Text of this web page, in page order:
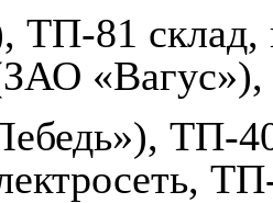
ТП-81 склад,
ТП-